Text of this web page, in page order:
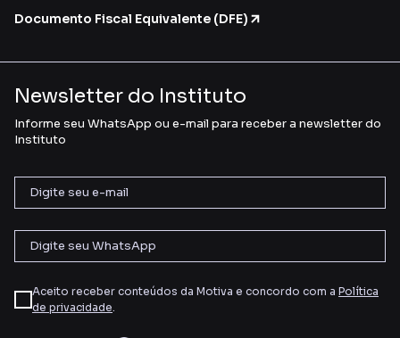
Documento Fiscal Equivalente (DFE)
Newsletter do Instituto
Informe seu WhatsApp ou e-mail para receber a newsletter do
Instituto
Aceito receber conteúdos da Motiva e concordo com a Política
de privacidade.